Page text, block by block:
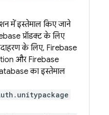
में इस्तेमाल किए जाने
प्रॉडक्ट के लिए
के लिए, Firebase
और Firebase
का इस्तेमाल